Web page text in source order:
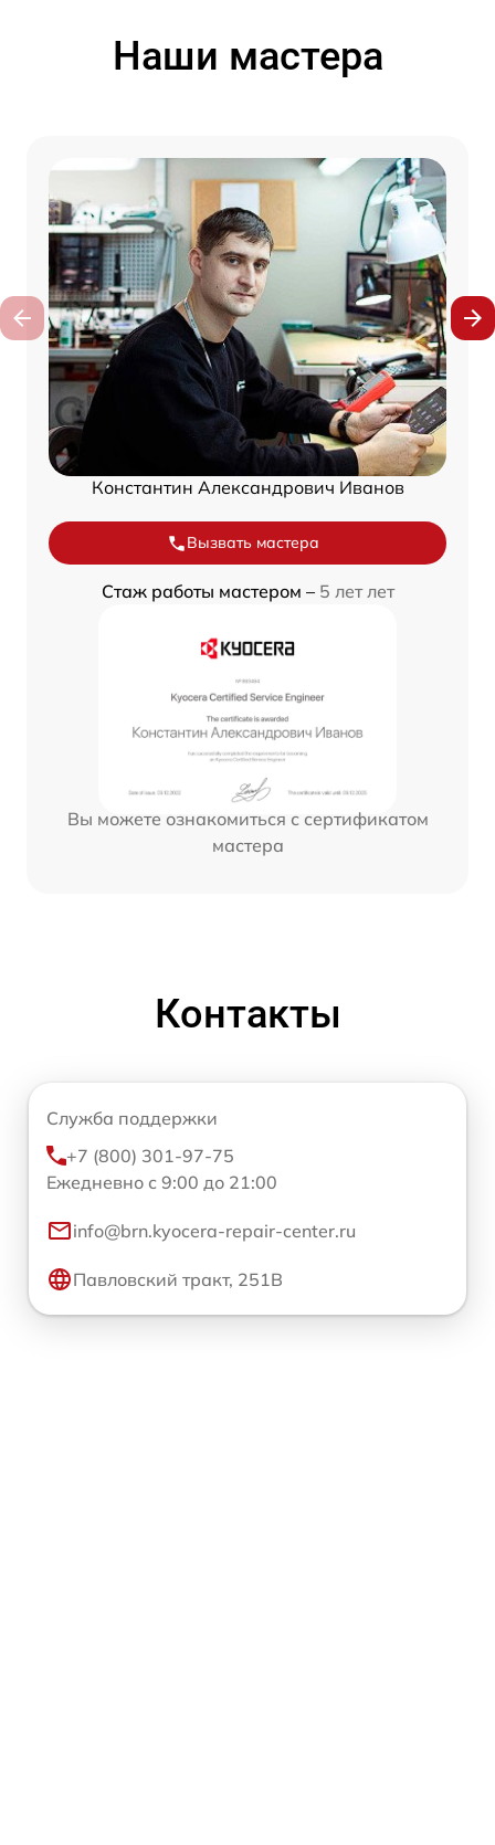
Наши мастера
Константин Александрович Иванов
Вызвать мастера
Стаж работы мастером – 5 лет лет
Вы можете ознакомиться с сертификатом
мастера
Контакты
Служба поддержки
+7 (800) 301-97-75
Ежедневно с 9:00 до 21:00
info@brn.kyocera-repair-center.ru
Павловский тракт, 251В